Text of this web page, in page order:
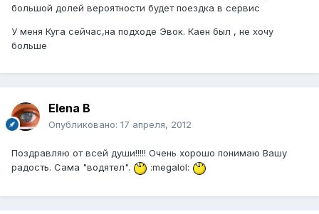
большой долей вероятности будет поездка в сервис
У меня Куга сейчас,на подходе Эвок. Каен был , не хочу
больше
Elena B
Опубликовано: 17 апреля, 2012
Поздравляю от всей души!!!!! Очень хорошо понимаю Вашу
радость. Сама "водятел".
:megalol: